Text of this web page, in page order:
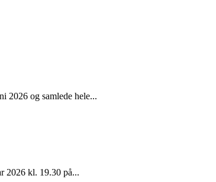
2026 og samlede hele...
2026 kl. 19.30 på...